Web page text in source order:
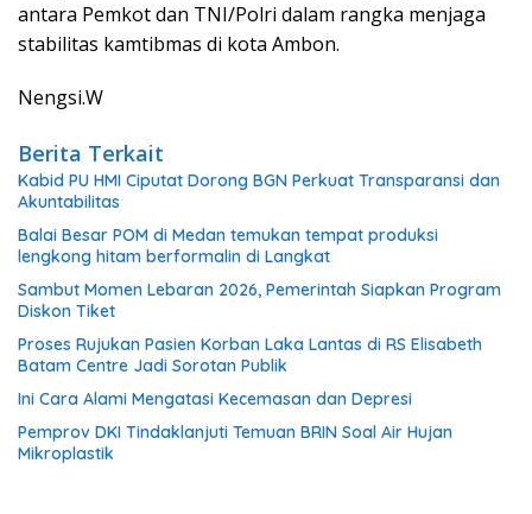
antara Pemkot dan TNI/Polri dalam rangka menjaga
stabilitas kamtibmas di kota Ambon.
Nengsi.W
Berita Terkait
Kabid PU HMI Ciputat Dorong BGN Perkuat Transparansi dan
Akuntabilitas
Balai Besar POM di Medan temukan tempat produksi
lengkong hitam berformalin di Langkat
Sambut Momen Lebaran 2026, Pemerintah Siapkan Program
Diskon Tiket
Proses Rujukan Pasien Korban Laka Lantas di RS Elisabeth
Batam Centre Jadi Sorotan Publik
Ini Cara Alami Mengatasi Kecemasan dan Depresi
Pemprov DKI Tindaklanjuti Temuan BRIN Soal Air Hujan
Mikroplastik